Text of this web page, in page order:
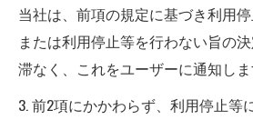
当社は、前項の規定に基づき利用停
または利用停止等を行わない旨の
滞なく、これをユーザーに通知しま
3. 前2項にかかわらず、利用停止等